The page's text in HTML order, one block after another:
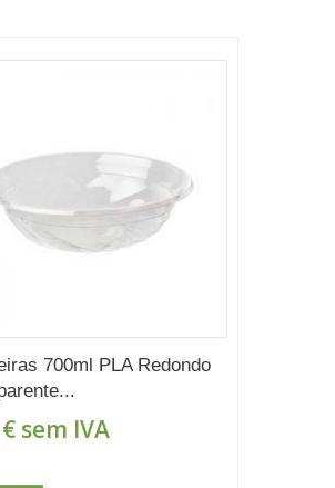
700ml PLA Redondo
sem IVA